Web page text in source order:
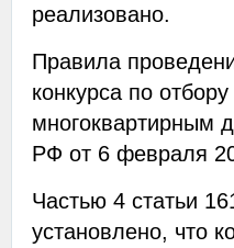
реализовано.
Правила
конкурса по
многоквартирным
РФ от 6 февраля
Частью 4 статьи
установлено, что